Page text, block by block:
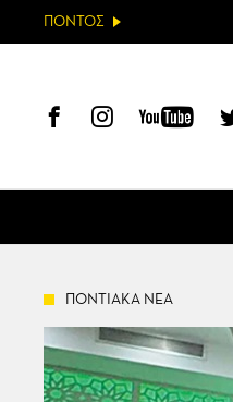
ΠΟΝΤΟΣ
ΠΟΝΤΙΑΚΑ ΝΕΑ